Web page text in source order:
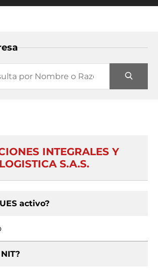
INTEGRALES Y
LOGISTICA S.A.S.
activo?